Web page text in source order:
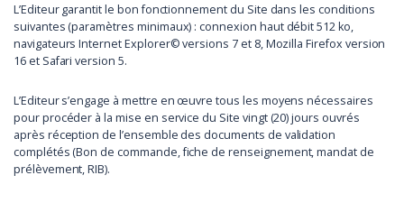
L’Editeur garantit le bon fonctionnement du Site dans les conditions
suivantes (paramètres minimaux) : connexion haut débit 512 ko,
navigateurs Internet Explorer© versions 7 et 8, Mozilla Firefox version
16 et Safari version 5.
L’Editeur s’engage à mettre en œuvre tous les moyens nécessaires
pour procéder à la mise en service du Site vingt (20) jours ouvrés
après réception de l’ensemble des documents de validation
complétés (Bon de commande, fiche de renseignement, mandat de
prélèvement, RIB).